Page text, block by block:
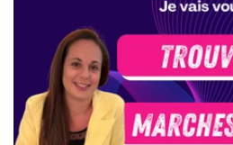
vous faire gagner du temps,
succès dans les appels d’offres
commerciale. Grâce à une
sur-mesure, je vous accompagne
et la pérennisation de votre
Rédaction et optimisation des
Veille et identification des marchés
montage des dossiers de